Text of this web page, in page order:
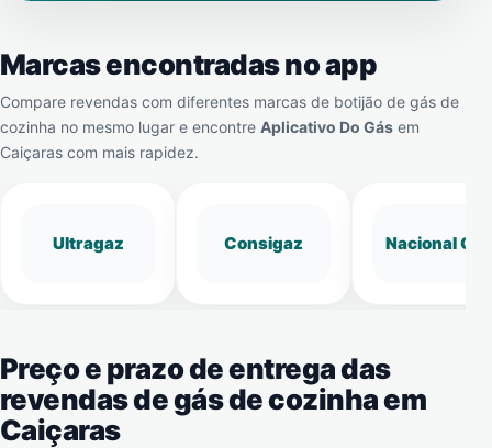
Marcas encontradas no app
Compare revendas com diferentes marcas de botijão de gás de
cozinha no mesmo lugar e encontre Aplicativo Do Gás em
Caiçaras com mais rapidez.
Ultragaz Consigaz Nacional Gás
Preço e prazo de entrega das
revendas de gás de cozinha em
Caiçaras